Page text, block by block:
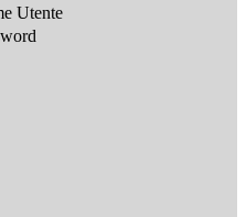
Utente